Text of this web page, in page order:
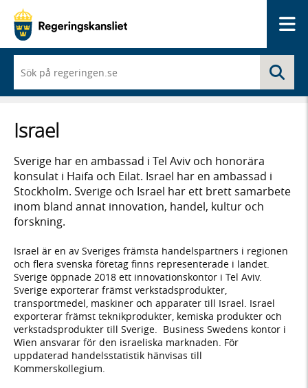
du
börjar
skriva
framträder
en
med
sökförslag
Israel
Sverige har en ambassad i Tel Aviv och honorära
konsulat i Haifa och Eilat. Israel har en ambassad i
Stockholm. Sverige och Israel har ett brett samarbete
inom bland annat innovation, handel, kultur och
forskning.
Israel är en av Sveriges främsta handelspartners i regionen
och flera svenska företag finns representerade i landet.
Sverige öppnade 2018 ett innovationskontor i Tel Aviv.
Sverige exporterar främst verkstadsprodukter,
transportmedel, maskiner och apparater till Israel. Israel
exporterar främst teknikprodukter, kemiska produkter och
verkstadsprodukter till Sverige. Business Swedens kontor i
Wien ansvarar för den israeliska marknaden. För
uppdaterad handelsstatistik hänvisas till
Kommerskollegium.